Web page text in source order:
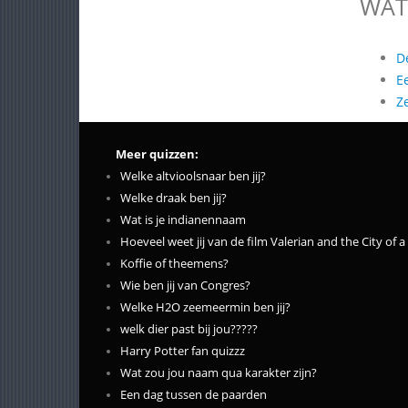
Meer quizzen:
Welke altvioolsnaar ben jij?
Welke draak ben jij?
Wat is je indianennaam
Hoeveel weet jij van de film Valerian and the City of
Koffie of theemens?
Wie ben jij van Congres?
Welke H2O zeemeermin ben jij?
welk dier past bij jou?????
Harry Potter fan quizzz
Wat zou jou naam qua karakter zijn?
Een dag tussen de paarden